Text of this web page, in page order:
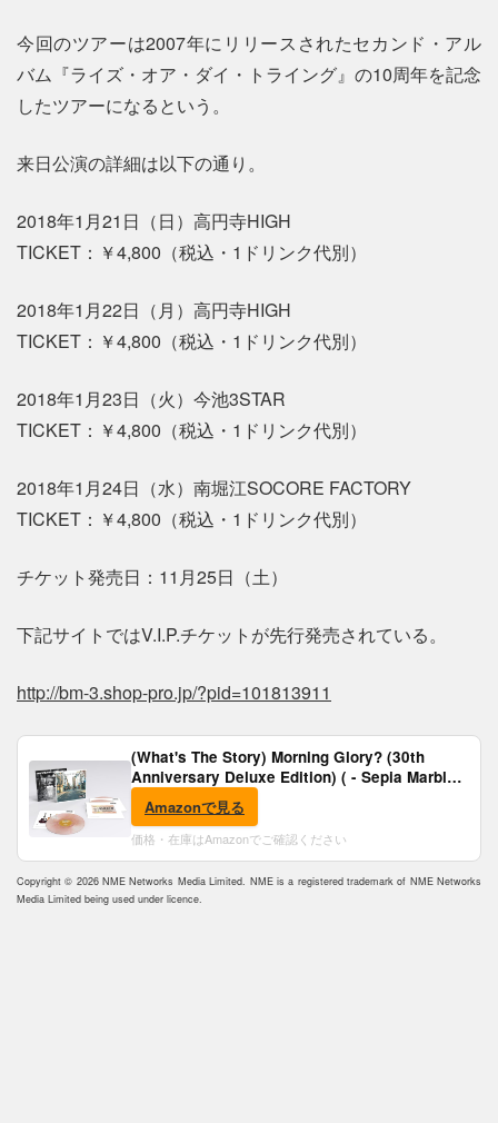
今回のツアーは2007年にリリースされたセカンド・アル
バム『ライズ・オア・ダイ・トライング』の10周年を記念
したツアーになるという。
来日公演の詳細は以下の通り。
2018年1月21日（日）高円寺HIGH
TICKET：￥4,800（税込・1ドリンク代別）
2018年1月22日（月）高円寺HIGH
TICKET：￥4,800（税込・1ドリンク代別）
2018年1月23日（火）今池3STAR
TICKET：￥4,800（税込・1ドリンク代別）
2018年1月24日（水）南堀江SOCORE FACTORY
TICKET：￥4,800（税込・1ドリンク代別）
チケット発売日：11月25日（土）
下記サイトではV.I.P.チケットが先行発売されている。
http://bm-3.shop-pro.jp/?pid=101813911
(What's The Story) Morning Glory? (30th
Anniversary Deluxe Edition) ( - Sepia Marble
Vinyl) [Analog]
Amazonで見る
価格・在庫はAmazonでご確認ください
Copyright © 2026 NME Networks Media Limited. NME is a registered trademark of NME Networks
Media Limited being used under licence.